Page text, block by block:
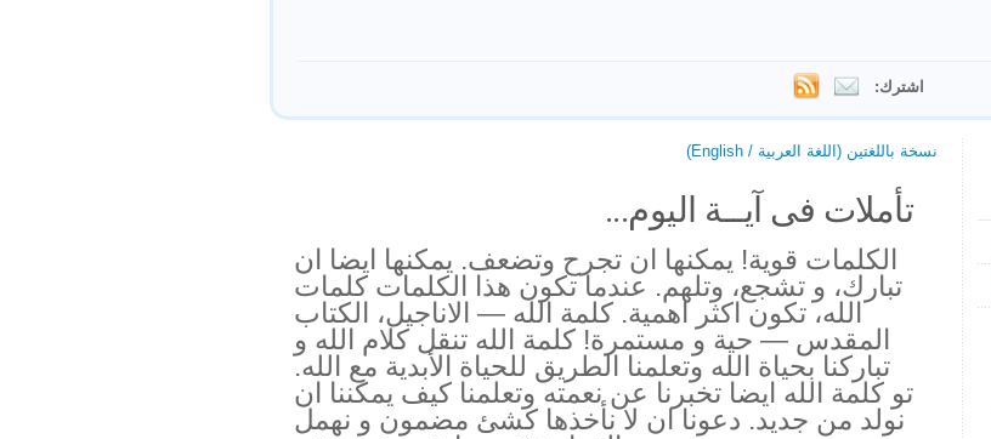
اشترك:
نسخة باللغتين (اللغة العربية / English)
تأملات فى آيــة اليوم...
الكلمات قوية! يمكنها ان تجرح وتضعف. يمكنها ايضا ان
تبارك، و تشجع، وتلهم. عندما تكون هذا الكلمات كلمات
الله، تكون اكثر اهمية. كلمة الله — الاناجيل، الكتاب
المقدس — حية و مستمرة! كلمة الله تنقل كلام الله و
تباركنا بحياة الله وتعلمنا الطريق للحياة الأبدية مع الله.
تو كلمة الله ايضا تخبرنا عن نعمته وتعلمنا كيف يمكننا ان
نولد من جديد. دعونا ان لا نأخذها كشئ مضمون و نهمل